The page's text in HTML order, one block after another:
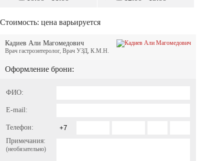
Стоимость: цена варьируется
Кадиев Али Магомедович
Врач гастроэнтеролог, Врач УЗД, К.М.Н.
Оформление брони:
ФИО:
E-mail:
Телефон:
Примечания:
(необязательно)